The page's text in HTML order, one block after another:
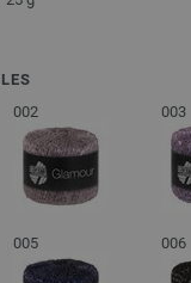
002 003
005 006